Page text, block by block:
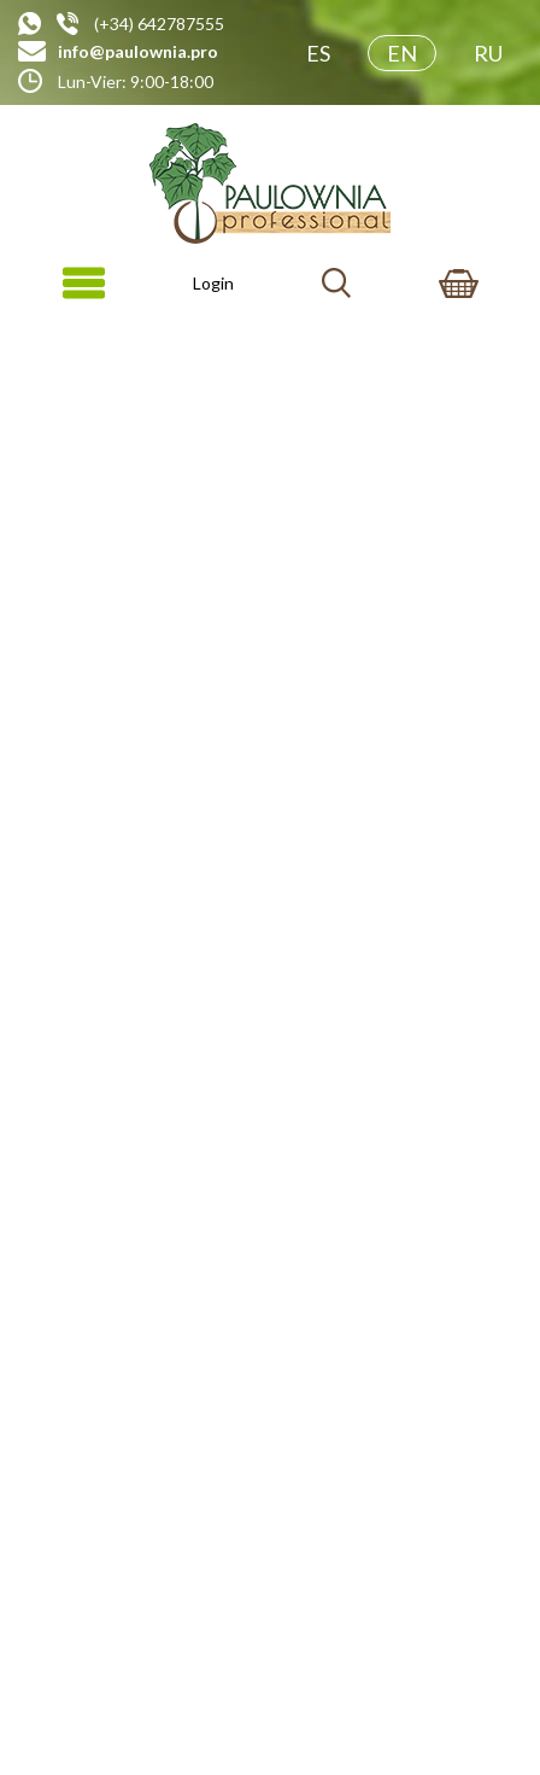
(+34) 642787555
info@paulownia.pro
Lun-Vier: 9:00-18:00
ES EN RU
Login